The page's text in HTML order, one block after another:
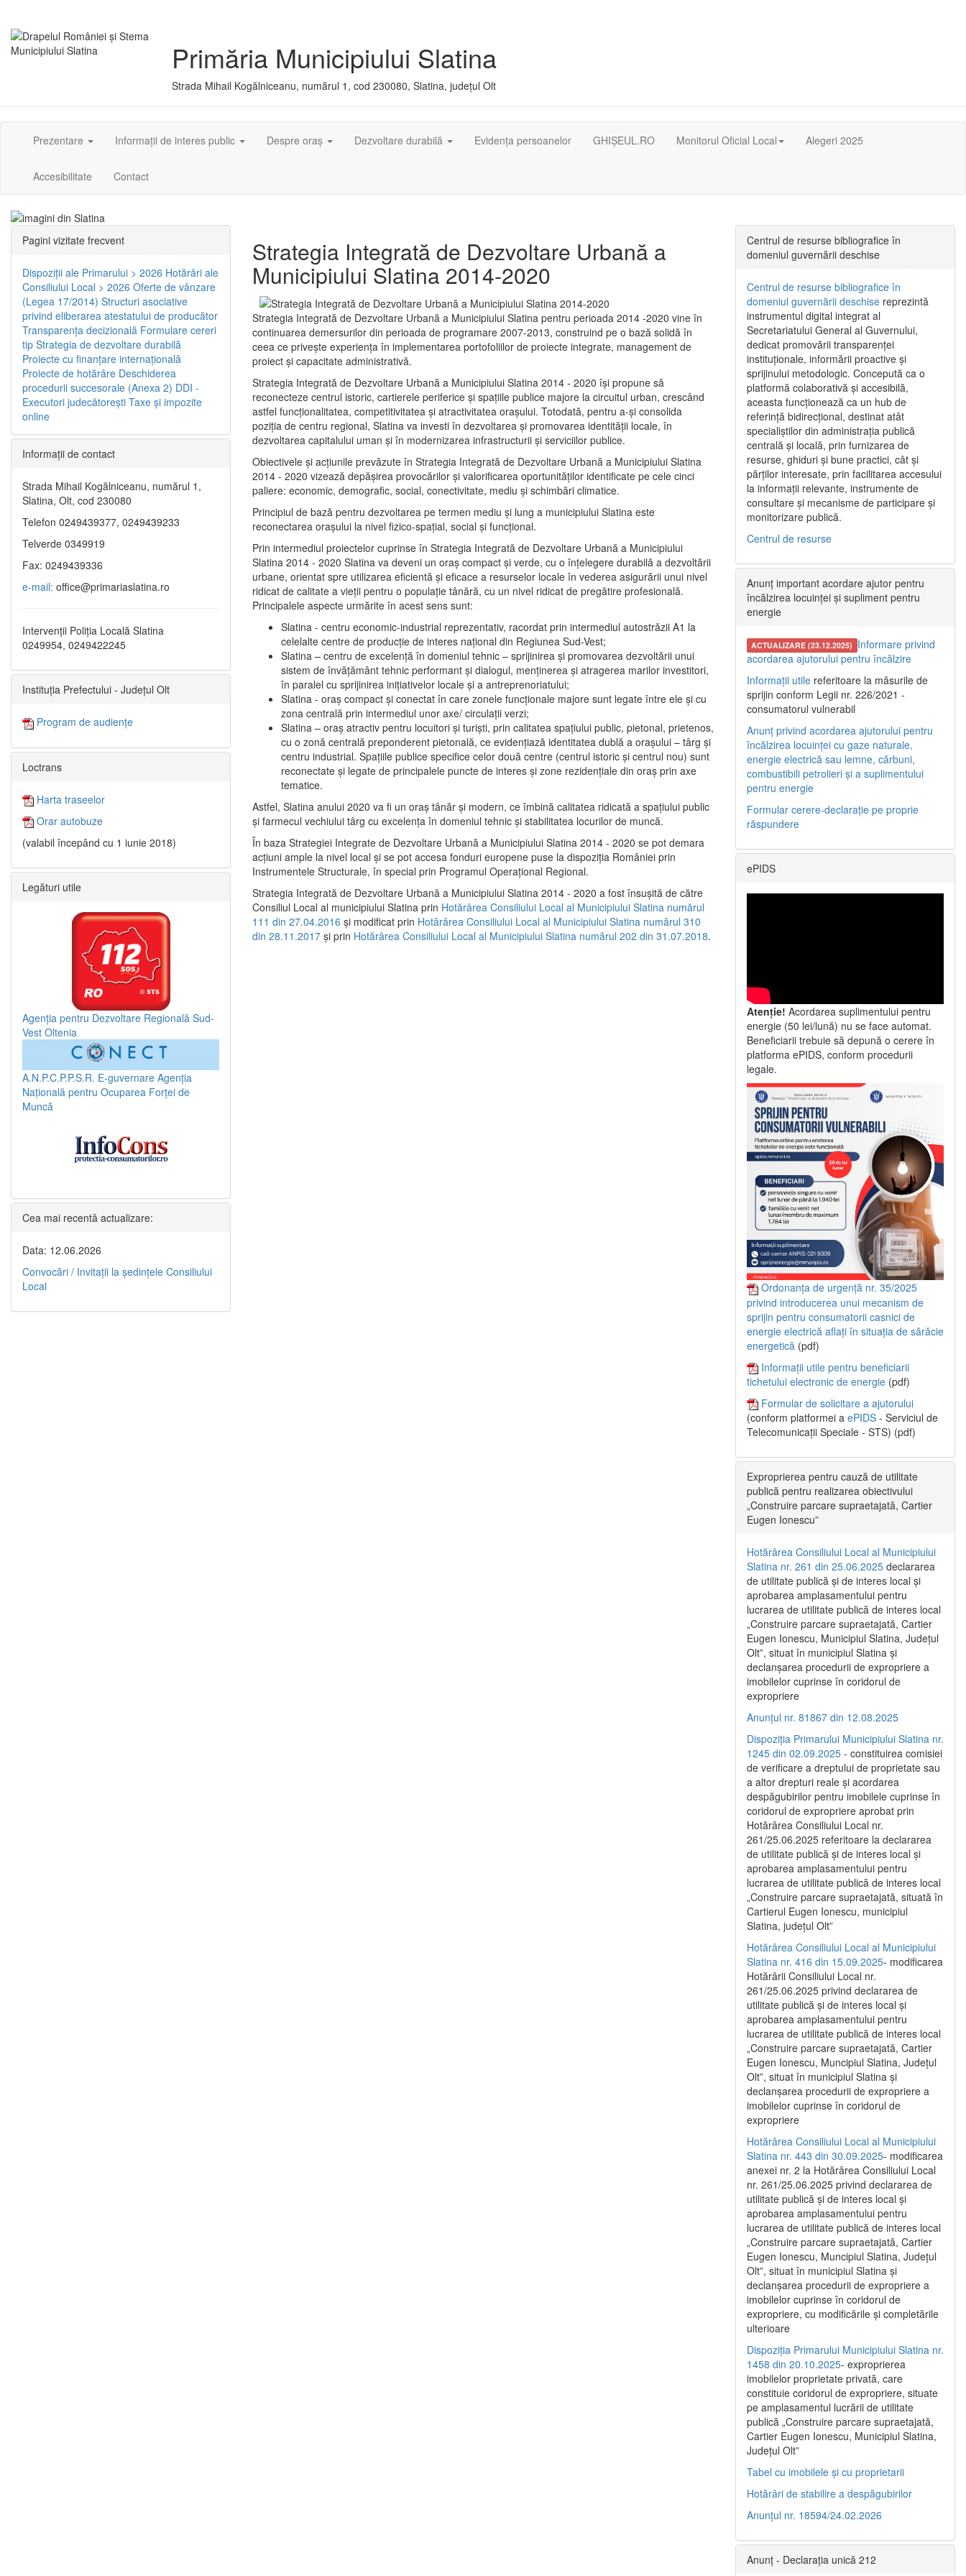
Primăria Municipiului Slatina
Strada Mihail Kogălniceanu, numărul 1, cod 230080, Slatina, județul Olt
Prezentare Informații de interes public Despre oraș Dezvoltare durabilă Evidența persoanelor GHIȘEUL.RO Monitorul Oficial Local Alegeri 2025
Accesibilitate Contact
Strategia Integrată de Dezvoltare Urbană a
Municipiului Slatina 2014-2020
Strategia Integrată de Dezvoltare Urbană a Municipiului Slatina pentru perioada 2014 -2020 vine în
continuarea demersurilor din perioada de programare 2007-2013, construind pe o bază solidă în
ceea ce priveşte experienţa în implementarea portofoliilor de proiecte integrate, management de
proiect și capacitate administrativă.
Strategia Integrată de Dezvoltare Urbană a Municipiului Slatina 2014 - 2020 își propune să
reconecteze centrul istoric, cartierele periferice şi spaţiile publice majore la circuitul urban, crescând
astfel funcţionalitatea, competitivitatea şi atractivitatea oraşului. Totodată, pentru a-şi consolida
poziţia de centru regional, Slatina va investi în dezvoltarea şi promovarea identităţii locale, în
dezvoltarea capitalului uman şi în modernizarea infrastructurii şi serviciilor publice.
Obiectivele şi acţiunile prevăzute în Strategia Integrată de Dezvoltare Urbană a Municipiului Slatina
2014 - 2020 vizează depășirea provocărilor şi valorificarea oportunităţilor identificate pe cele cinci
paliere: economic, demografic, social, conectivitate, mediu şi schimbări climatice.
Principiul de bază pentru dezvoltarea pe termen mediu şi lung a municipiului Slatina este
reconectarea oraşului la nivel fizico-spaţial, social şi funcţional.
Prin intermediul proiectelor cuprinse în Strategia Integrată de Dezvoltare Urbană a Municipiului
Slatina 2014 - 2020 Slatina va deveni un oraş compact şi verde, cu o înţelegere durabilă a dezvoltării
urbane, orientat spre utilizarea eficientă şi eficace a resurselor locale în vederea asigurării unui nivel
ridicat de calitate a vieţii pentru o populaţie tânără, cu un nivel ridicat de pregătire profesională.
Principalele aspecte urmărite în acest sens sunt:
Slatina - centru economic-industrial reprezentativ, racordat prin intermediul autostrăzii A1 la
celelalte centre de producţie de interes naţional din Regiunea Sud-Vest;
Slatina – centru de excelenţă în domeniul tehnic – sprijinirea şi promovarea dezvoltării unui
sistem de învăţământ tehnic performant şi dialogul, menţinerea şi atragerea marilor investitori,
în paralel cu sprijinirea iniţiativelor locale şi a antreprenoriatului;
Slatina - oraş compact şi conectat în care zonele funcţionale majore sunt legate între ele şi cu
zona centrală prin intermediul unor axe/ circulații verzi;
Slatina – oraş atractiv pentru locuitori şi turişti, prin calitatea spaţiului public, pietonal, prietenos,
cu o zonă centrală preponderent pietonală, ce evidenţiază identitatea dublă a oraşului – târg şi
centru industrial. Spaţiile publice specifice celor două centre (centrul istoric şi centrul nou) sunt
reconectate şi legate de principalele puncte de interes şi zone rezidenţiale din oraş prin axe
tematice.
Astfel, Slatina anului 2020 va fi un oraş tânăr şi modern, ce îmbină calitatea ridicată a spaţiului public
şi farmecul vechiului târg cu excelenţa în domeniul tehnic şi stabilitatea locurilor de muncă.
În baza Strategiei Integrate de Dezvoltare Urbană a Municipiului Slatina 2014 - 2020 se pot demara
acţiuni ample la nivel local şi se pot accesa fonduri europene puse la dispoziţia României prin
Instrumentele Structurale, în special prin Programul Operațional Regional.
Strategia Integrată de Dezvoltare Urbană a Municipiului Slatina 2014 - 2020 a fost însuşită de către
Consiliul Local al municipiului Slatina prin Hotărârea Consiliului Local al Municipiului Slatina numărul
111 din 27.04.2016 și modificat prin Hotărârea Consiliului Local al Municipiului Slatina numărul 310
din 28.11.2017 și prin Hotărârea Consiliului Local al Municipiului Slatina numărul 202 din 31.07.2018.
Pagini vizitate frecvent
Dispoziţii ale Primarului > 2026 Hotărâri ale
Consiliului Local > 2026 Oferte de vânzare
(Legea 17/2014) Structuri asociative
privind eliberarea atestatului de producător
Transparenţa decizională Formulare cereri
tip Strategia de dezvoltare durabilă
Proiecte cu finanţare internaţională
Proiecte de hotărâre Deschiderea
procedurii succesorale (Anexa 2) DDI -
Executori judecătorești Taxe şi impozite
online
Informaţii de contact
Strada Mihail Kogălniceanu, numărul 1,
Slatina, Olt, cod 230080
Telefon 0249439377, 0249439233
Telverde 0349919
Fax: 0249439336
e-mail: office@primariaslatina.ro
Intervenții Poliția Locală Slatina
0249954, 0249422245
Instituția Prefectului - Județul Olt
Program de audiențe
Loctrans
Harta traseelor
Orar autobuze
(valabil începând cu 1 iunie 2018)
Legături utile
Agenția pentru Dezvoltare Regională Sud-
Vest Oltenia
A.N.P.C.P.P.S.R. E-guvernare Agenția
Națională pentru Ocuparea Forței de
Muncă
Cea mai recentă actualizare:
Data: 12.06.2026
Convocări / Invitaţii la şedinţele Consiliului
Local
Centrul de resurse bibliografice în
domeniul guvernării deschise
Centrul de resurse bibliografice în
domeniul guvernării deschise reprezintă
instrumentul digital integrat al
Secretariatului General al Guvernului,
dedicat promovării transparenței
instituționale, informării proactive și
sprijinului metodologic. Concepută ca o
platformă colaborativă și accesibilă,
aceasta funcționează ca un hub de
referință bidirecțional, destinat atât
specialiștilor din administrația publică
centrală și locală, prin furnizarea de
resurse, ghiduri și bune practici, cât și
părților interesate, prin facilitarea accesului
la informații relevante, instrumente de
consultare și mecanisme de participare și
monitorizare publică.
Centrul de resurse
Anunț important acordare ajutor pentru
încălzirea locuinței și supliment pentru
energie
ACTUALIZARE (23.12.2025) Informare privind
acordarea ajutorului pentru încălzire
Informații utile referitoare la măsurile de
sprijin conform Legii nr. 226/2021 -
consumatorul vulnerabil
Anunț privind acordarea ajutorului pentru
încălzirea locuinței cu gaze naturale,
energie electrică sau lemne, cărbuni,
combustibili petrolieri și a suplimentului
pentru energie
Formular cerere-declarație pe proprie
răspundere
ePIDS
Atenție! Acordarea suplimentului pentru
energie (50 lei/lună) nu se face automat.
Beneficiarii trebuie să depună o cerere în
platforma ePIDS, conform procedurii
legale.
Ordonanța de urgență nr. 35/2025
privind introducerea unui mecanism de
sprijin pentru consumatorii casnici de
energie electrică aflați în situația de sărăcie
energetică (pdf)
Informații utile pentru beneficiarii
tichetului electronic de energie (pdf)
Formular de solicitare a ajutorului
(conform platformei a ePIDS - Serviciul de
Telecomunicații Speciale - STS) (pdf)
Exproprierea pentru cauză de utilitate
publică pentru realizarea obiectivului
„Construire parcare supraetajată, Cartier
Eugen Ionescu”
Hotărârea Consiliului Local al Municipiului
Slatina nr. 261 din 25.06.2025 declararea
de utilitate publică și de interes local și
aprobarea amplasamentului pentru
lucrarea de utilitate publică de interes local
„Construire parcare supraetajată, Cartier
Eugen Ionescu, Municipiul Slatina, Județul
Olt”, situat în municipiul Slatina și
declanșarea procedurii de expropriere a
imobilelor cuprinse în coridorul de
expropriere
Anunțul nr. 81867 din 12.08.2025
Dispoziția Primarului Municipiului Slatina nr.
1245 din 02.09.2025 - constituirea comisiei
de verificare a dreptului de proprietate sau
a altor drepturi reale și acordarea
despăgubirilor pentru imobilele cuprinse în
coridorul de expropriere aprobat prin
Hotărârea Consiliului Local nr.
261/25.06.2025 referitoare la declararea
de utilitate publică și de interes local și
aprobarea amplasamentului pentru
lucrarea de utilitate publică de interes local
„Construire parcare supraetajată, situată în
Cartierul Eugen Ionescu, municipiul
Slatina, județul Olt”
Hotărârea Consiliului Local al Municipiului
Slatina nr. 416 din 15.09.2025- modificarea
Hotărârii Consiliului Local nr.
261/25.06.2025 privind declararea de
utilitate publică și de interes local și
aprobarea amplasamentului pentru
lucrarea de utilitate publică de interes local
„Construire parcare supraetajată, Cartier
Eugen Ionescu, Muncipiul Slatina, Județul
Olt”, situat în municipiul Slatina și
declanșarea procedurii de expropriere a
imobilelor cuprinse în coridorul de
expropriere
Hotărârea Consiliului Local al Municipiului
Slatina nr. 443 din 30.09.2025- modificarea
anexei nr. 2 la Hotărârea Consiliului Local
nr. 261/25.06.2025 privind declararea de
utilitate publică şi de interes local şi
aprobarea amplasamentului pentru
lucrarea de utilitate publică de interes local
„Construire parcare supraetajată, Cartier
Eugen Ionescu, Muncipiul Slatina, Judeţul
Olt”, situat în municipiul Slatina şi
declanşarea procedurii de expropriere a
imobilelor cuprinse în coridorul de
expropriere, cu modificările şi completările
ulterioare
Dispoziția Primarului Municipiului Slatina nr.
1458 din 20.10.2025- exproprierea
imobilelor proprietate privată, care
constituie coridorul de expropriere, situate
pe amplasamentul lucrării de utilitate
publică „Construire parcare supraetajată,
Cartier Eugen Ionescu, Municipiul Slatina,
Județul Olt”
Tabel cu imobilele și cu proprietarii
Hotărâri de stabilire a despăgubirilor
Anunțul nr. 18594/24.02.2026
Anunț - Declarația unică 212